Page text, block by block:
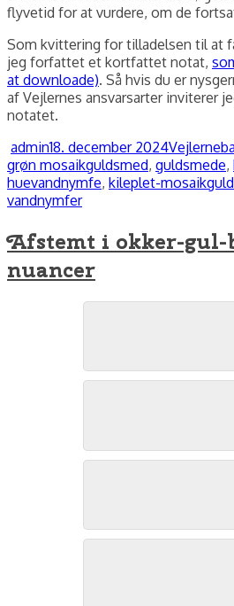
flyvetid for at vurdere, om de
Som kvittering for tilladelsen til at
jeg forfattet et kortfattet notat,
at downloade). Så hvis du er
af Vejlernes ansvarsarter inviterer
notatet.
Forfatter
adminUdgivet
18. december 2024Kategorier
Vejlerne
grøn mosaikguldsmed, guldsmede,
huevandnymfe, kileplet-
vandnymfer
Afstemt i okker-gul-
nuancer